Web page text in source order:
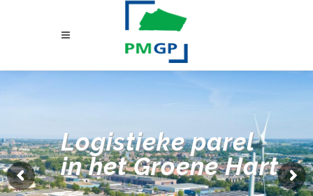
Logistieke parel
in het Groene Hart